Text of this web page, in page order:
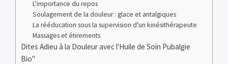
L'importance du repos
Soulagement de la douleur : glace et antalgiques
La rééducation sous la supervision d'un kinésithérapeute
Massages et étirements
Dites Adieu à la Douleur avec l'Huile de Soin Pubalgie
Bio"